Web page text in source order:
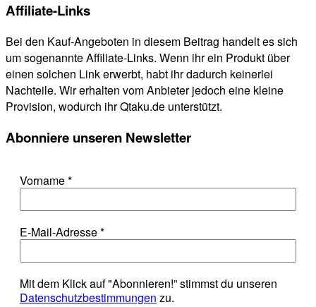
Affiliate-Links
Bei den Kauf-Angeboten in diesem Beitrag handelt es sich
um sogenannte Affiliate-Links. Wenn ihr ein Produkt über
einen solchen Link erwerbt, habt ihr dadurch keinerlei
Nachteile. Wir erhalten vom Anbieter jedoch eine kleine
Provision, wodurch ihr Qtaku.de unterstützt.
Abonniere unseren Newsletter
Vorname*
E-Mail-Adresse*
Mit dem Klick auf "Abonnieren!” stimmst du unseren
Datenschutzbestimmungen zu.